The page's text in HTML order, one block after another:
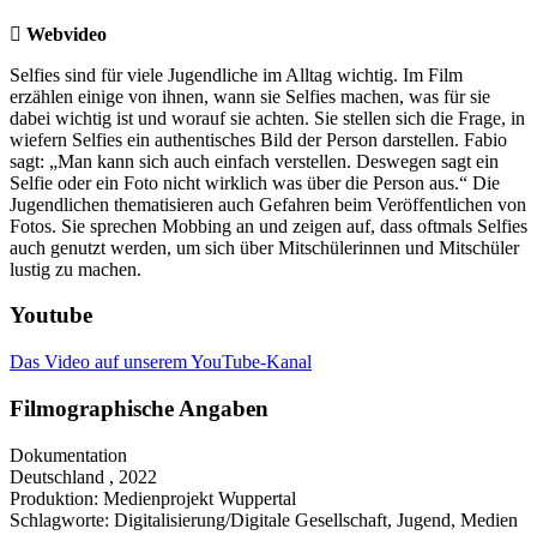
Webvideo
Selfies sind für viele Jugendliche im Alltag wichtig. Im Film
erzählen einige von ihnen, wann sie Selfies machen, was für sie
dabei wichtig ist und worauf sie achten. Sie stellen sich die Frage, in
wiefern Selfies ein authentisches Bild der Person darstellen. Fabio
sagt: „Man kann sich auch einfach verstellen. Deswegen sagt ein
Selfie oder ein Foto nicht wirklich was über die Person aus.“ Die
Jugendlichen thematisieren auch Gefahren beim Veröffentlichen von
Fotos. Sie sprechen Mobbing an und zeigen auf, dass oftmals Selfies
auch genutzt werden, um sich über Mitschülerinnen und Mitschüler
lustig zu machen.
Youtube
Das Video auf unserem YouTube-Kanal
Filmographische Angaben
Dokumentation
Deutschland , 2022
Produktion: Medienprojekt Wuppertal
Schlagworte: Digitalisierung/Digitale Gesellschaft, Jugend, Medien